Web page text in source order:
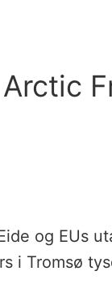
og EUs
i Tromsø